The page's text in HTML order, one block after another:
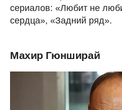
сериалов: «Любит не
сердца», «Задний ряд».
Махир Гюнширай